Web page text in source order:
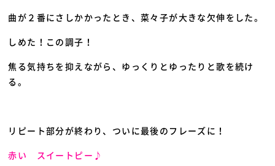
曲が２番にさしかかったとき、菜々子が大きな欠伸をした。
しめた！この調子！
焦る気持ちを抑えながら、ゆっくりとゆったりと歌を続け
る。
リピート部分が終わり、ついに最後のフレーズに！
赤い スイートピー♪